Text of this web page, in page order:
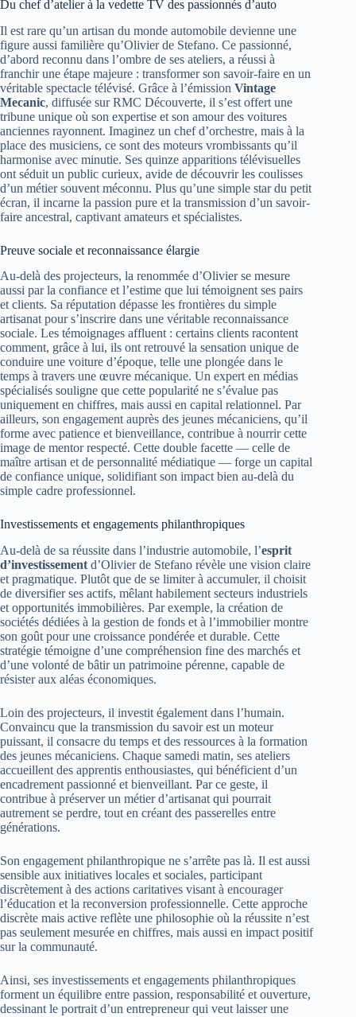
Du chef d’atelier à la vedette TV des passionnés d’auto
Il est rare qu’un artisan du monde automobile devienne une
figure aussi familière qu’Olivier de Stefano. Ce passionné,
d’abord reconnu dans l’ombre de ses ateliers, a réussi à
franchir une étape majeure : transformer son savoir-faire en un
véritable spectacle télévisé. Grâce à l’émission Vintage
Mecanic, diffusée sur RMC Découverte, il s’est offert une
tribune unique où son expertise et son amour des voitures
anciennes rayonnent. Imaginez un chef d’orchestre, mais à la
place des musiciens, ce sont des moteurs vrombissants qu’il
harmonise avec minutie. Ses quinze apparitions télévisuelles
ont séduit un public curieux, avide de découvrir les coulisses
d’un métier souvent méconnu. Plus qu’une simple star du petit
écran, il incarne la passion pure et la transmission d’un savoir-
faire ancestral, captivant amateurs et spécialistes.
Preuve sociale et reconnaissance élargie
Au-delà des projecteurs, la renommée d’Olivier se mesure
aussi par la confiance et l’estime que lui témoignent ses pairs
et clients. Sa réputation dépasse les frontières du simple
artisanat pour s’inscrire dans une véritable reconnaissance
sociale. Les témoignages affluent : certains clients racontent
comment, grâce à lui, ils ont retrouvé la sensation unique de
conduire une voiture d’époque, telle une plongée dans le
temps à travers une œuvre mécanique. Un expert en médias
spécialisés souligne que cette popularité ne s’évalue pas
uniquement en chiffres, mais aussi en capital relationnel. Par
ailleurs, son engagement auprès des jeunes mécaniciens, qu’il
forme avec patience et bienveillance, contribue à nourrir cette
image de mentor respecté. Cette double facette — celle de
maître artisan et de personnalité médiatique — forge un capital
de confiance unique, solidifiant son impact bien au-delà du
simple cadre professionnel.
Investissements et engagements philanthropiques
Au-delà de sa réussite dans l’industrie automobile, l’esprit
d’investissement d’Olivier de Stefano révèle une vision claire
et pragmatique. Plutôt que de se limiter à accumuler, il choisit
de diversifier ses actifs, mêlant habilement secteurs industriels
et opportunités immobilières. Par exemple, la création de
sociétés dédiées à la gestion de fonds et à l’immobilier montre
son goût pour une croissance pondérée et durable. Cette
stratégie témoigne d’une compréhension fine des marchés et
d’une volonté de bâtir un patrimoine pérenne, capable de
résister aux aléas économiques.
Loin des projecteurs, il investit également dans l’humain.
Convaincu que la transmission du savoir est un moteur
puissant, il consacre du temps et des ressources à la formation
des jeunes mécaniciens. Chaque samedi matin, ses ateliers
accueillent des apprentis enthousiastes, qui bénéficient d’un
encadrement passionné et bienveillant. Par ce geste, il
contribue à préserver un métier d’artisanat qui pourrait
autrement se perdre, tout en créant des passerelles entre
générations.
Son engagement philanthropique ne s’arrête pas là. Il est aussi
sensible aux initiatives locales et sociales, participant
discrètement à des actions caritatives visant à encourager
l’éducation et la reconversion professionnelle. Cette approche
discrète mais active reflète une philosophie où la réussite n’est
pas seulement mesurée en chiffres, mais aussi en impact positif
sur la communauté.
Ainsi, ses investissements et engagements philanthropiques
forment un équilibre entre passion, responsabilité et ouverture,
dessinant le portrait d’un entrepreneur qui veut laisser une